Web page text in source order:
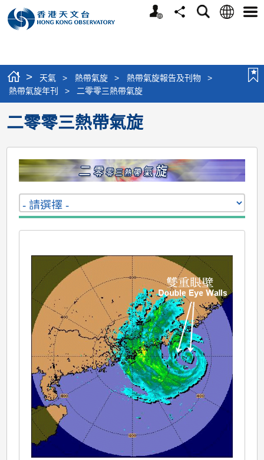
個
分
搜
語
選
> 天氣 > 熱帶氣旋 > 熱帶氣旋報告及刊物
>
熱帶氣旋年刊
> 二零零三熱帶氣旋
二零零三熱帶氣旋